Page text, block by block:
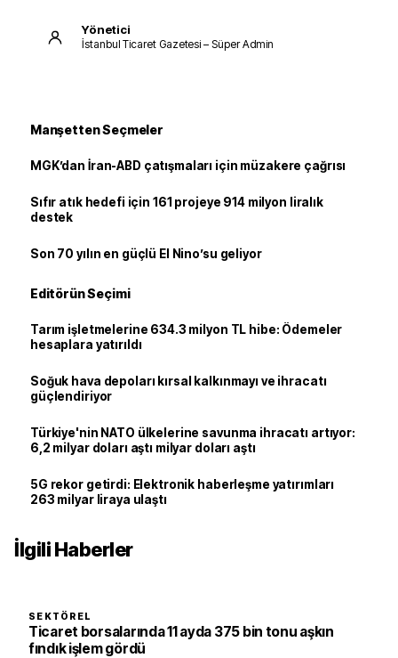
Yönetici
İstanbul Ticaret Gazetesi – Süper Admin
Manşetten Seçmeler
MGK’dan İran-ABD çatışmaları için müzakere çağrısı
Sıfır atık hedefi için 161 projeye 914 milyon liralık
destek
Son 70 yılın en güçlü El Nino’su geliyor
Editörün Seçimi
Tarım işletmelerine 634.3 milyon TL hibe: Ödemeler
hesaplara yatırıldı
Soğuk hava depoları kırsal kalkınmayı ve ihracatı
güçlendiriyor
Türkiye'nin NATO ülkelerine savunma ihracatı artıyor:
6,2 milyar doları aştı milyar doları aştı
5G rekor getirdi: Elektronik haberleşme yatırımları
263 milyar liraya ulaştı
İlgili Haberler
SEKTÖREL
Ticaret borsalarında 11 ayda 375 bin tonu aşkın
fındık işlem gördü